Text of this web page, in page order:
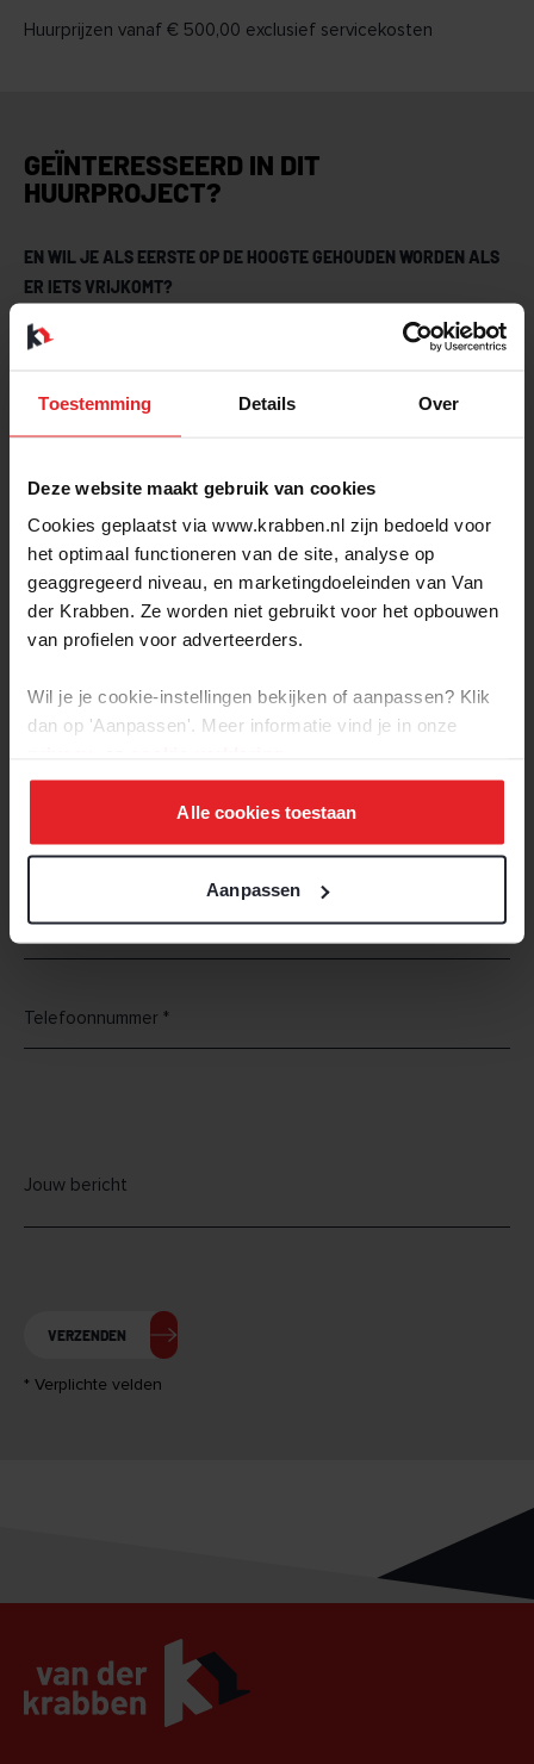
Toestemming Details Over
Deze website maakt gebruik van cookies
Cookies geplaatst via www.krabben.nl zijn bedoeld voor
het optimaal functioneren van de site, analyse op
geaggregeerd niveau, en marketingdoeleinden van Van
der Krabben. Ze worden niet gebruikt voor het opbouwen
van profielen voor adverteerders.
Wil je je cookie-instellingen bekijken of aanpassen? Klik
dan op 'Aanpassen'. Meer informatie vind je in onze
Alle cookies toestaan
Aanpassen
Huurprijzen vanaf € 500,00 exclusief servicekosten
GEÏNTERESSEERD IN DIT
HUURPROJECT?
EN WIL JE ALS EERSTE OP DE HOOGTE GEHOUDEN WORDEN ALS
ER IETS VRIJKOMT?
Vul dan onderstaand formulier in
VERZENDEN
* Verplichte velden